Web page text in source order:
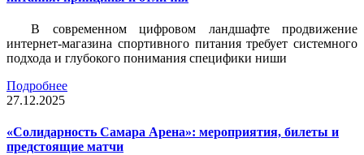
В современном цифровом ландшафте продвижение
интернет-магазина спортивного питания требует системного
подхода и глубокого понимания специфики ниши
Подробнее
27.12.2025
«Солидарность Самара Арена»: мероприятия, билеты и
предстоящие матчи